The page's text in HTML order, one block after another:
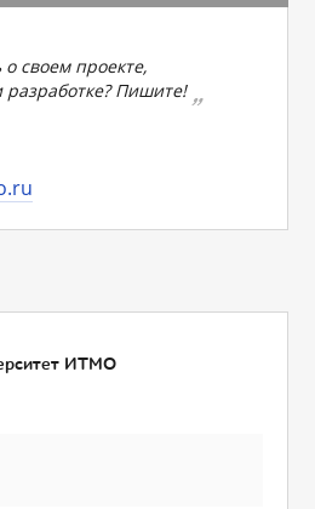
о своем проекте,
разработке? Пишите!
ИТМО